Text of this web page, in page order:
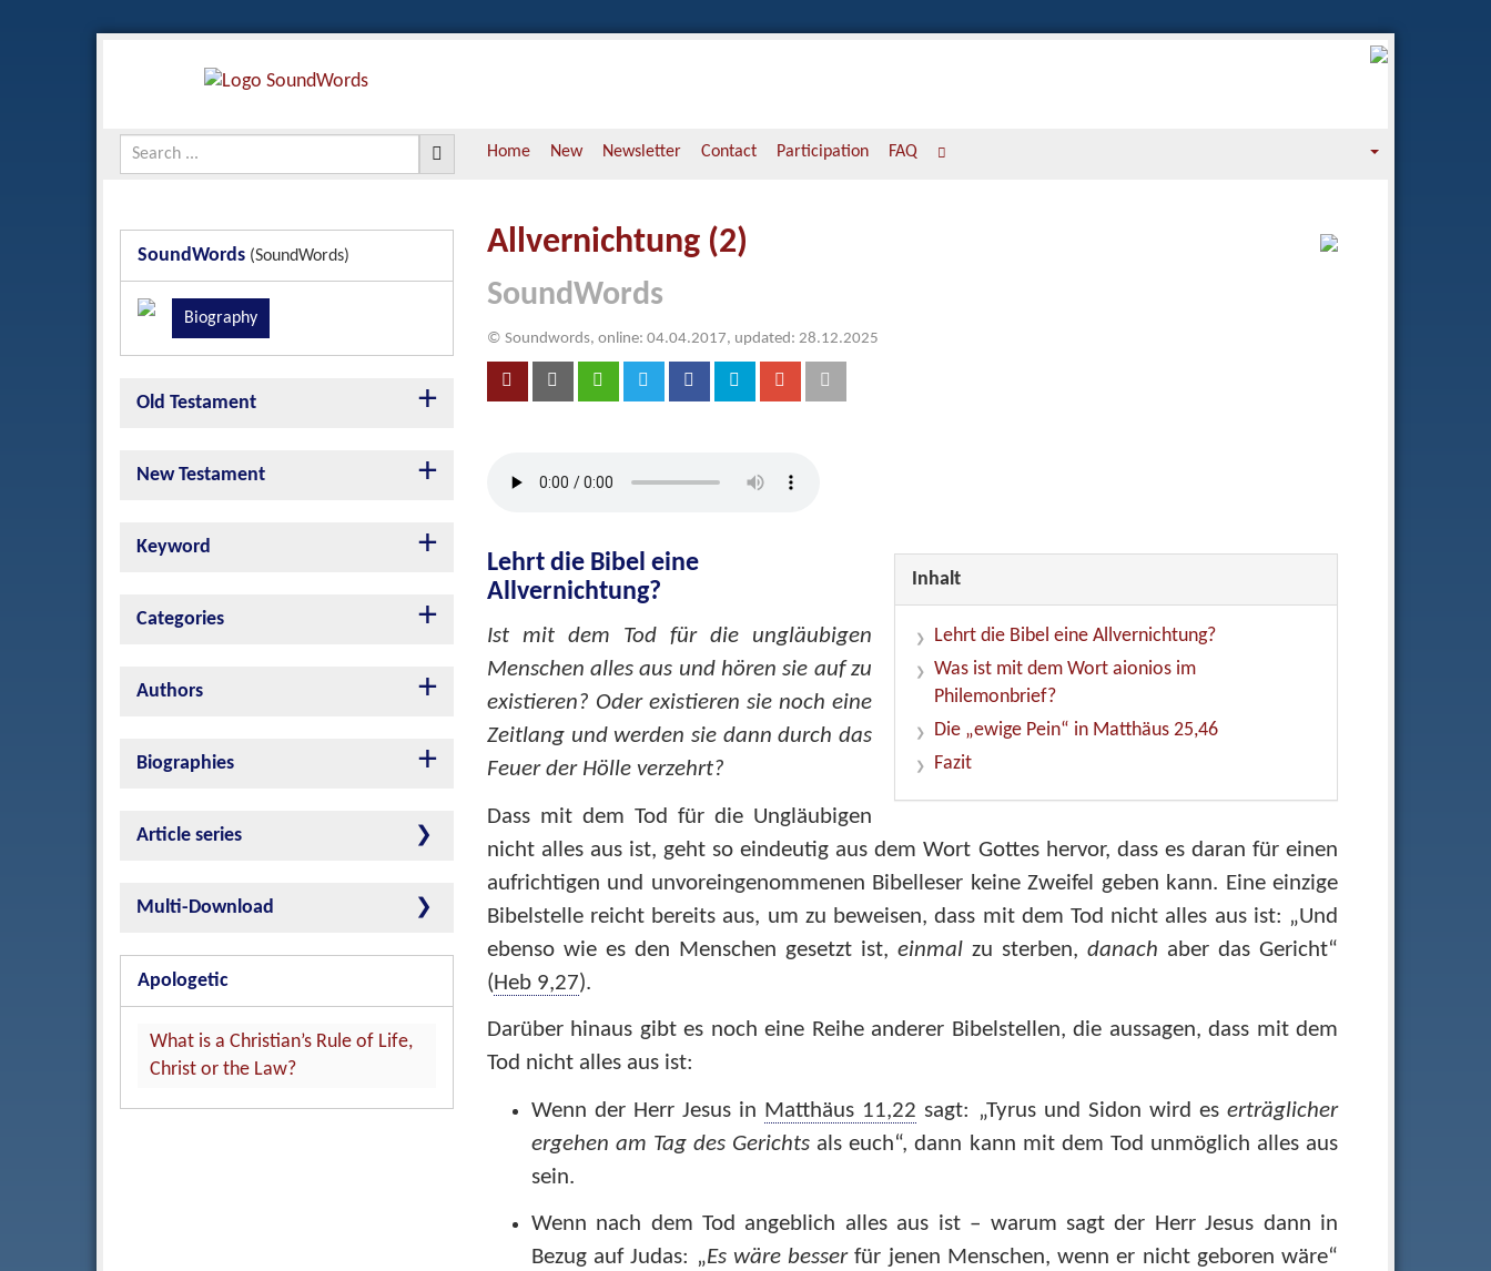
Home New Newsletter Contact Participation FAQ
SoundWords (SoundWords)
Biography
Old Testament
New Testament
Keyword
Categories
Authors
Biographies
Article series
Multi-Download
Apologetic
What is a Christian’s Rule of Life,
Christ or the Law?
Allvernichtung (2)
SoundWords
© Soundwords, online: 04.04.2017, updated: 28.12.2025
Inhalt
Lehrt die Bibel eine Allvernichtung?
Was ist mit dem Wort aionios im
Philemonbrief?
Die „ewige Pein“ in Matthäus 25,46
Fazit
Lehrt die Bibel eine
Allvernichtung?
Ist mit dem Tod für die ungläubigen
Menschen alles aus und hören sie auf zu
existieren? Oder existieren sie noch eine
Zeitlang und werden sie dann durch das
Feuer der Hölle verzehrt?
Dass mit dem Tod für die Ungläubigen
nicht alles aus ist, geht so eindeutig aus dem Wort Gottes hervor, dass es daran für einen
aufrichtigen und unvoreingenommenen Bibelleser keine Zweifel geben kann. Eine einzige
Bibelstelle reicht bereits aus, um zu beweisen, dass mit dem Tod nicht alles aus ist: „Und
ebenso wie es den Menschen gesetzt ist, einmalzu sterben, danach aber das Gericht“
(Heb 9,27).
Darüber hinaus gibt es noch eine Reihe anderer Bibelstellen, die aussagen, dass mit dem
Tod nicht alles aus ist:
Wenn der Herr Jesus in Matthäus 11,22 sagt: „Tyrus und Sidon wird eserträglicher
ergehen am Tag des Gerichts als euch“, dann kann mit dem Tod unmöglich alles aus
sein.
Wenn nach dem Tod angeblich alles aus ist – warum sagt der Herr Jesus dann in
Bezug auf Judas: „Es wäre besserfür jenen Menschen, wenn er nicht geboren wäre“